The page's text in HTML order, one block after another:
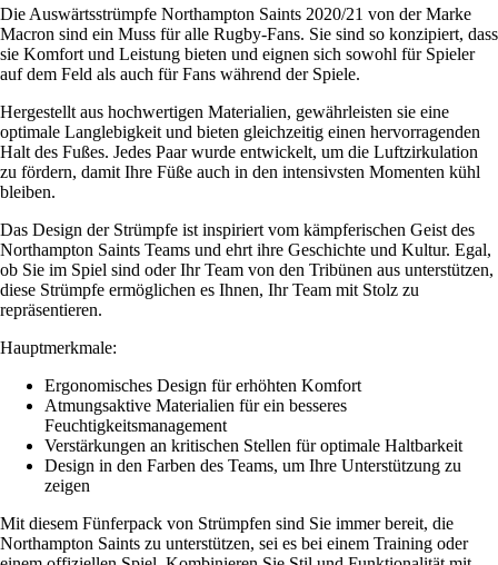
Die Auswärtsstrümpfe Northampton Saints 2020/21 von der Marke
Macron sind ein Muss für alle Rugby-Fans. Sie sind so konzipiert, dass
sie Komfort und Leistung bieten und eignen sich sowohl für Spieler
auf dem Feld als auch für Fans während der Spiele.
Hergestellt aus hochwertigen Materialien, gewährleisten sie eine
optimale Langlebigkeit und bieten gleichzeitig einen hervorragenden
Halt des Fußes. Jedes Paar wurde entwickelt, um die Luftzirkulation
zu fördern, damit Ihre Füße auch in den intensivsten Momenten kühl
bleiben.
Das Design der Strümpfe ist inspiriert vom kämpferischen Geist des
Northampton Saints Teams und ehrt ihre Geschichte und Kultur. Egal,
ob Sie im Spiel sind oder Ihr Team von den Tribünen aus unterstützen,
diese Strümpfe ermöglichen es Ihnen, Ihr Team mit Stolz zu
repräsentieren.
Hauptmerkmale:
Ergonomisches Design für erhöhten Komfort
Atmungsaktive Materialien für ein besseres
Feuchtigkeitsmanagement
Verstärkungen an kritischen Stellen für optimale Haltbarkeit
Design in den Farben des Teams, um Ihre Unterstützung zu
zeigen
Mit diesem Fünferpack von Strümpfen sind Sie immer bereit, die
Northampton Saints zu unterstützen, sei es bei einem Training oder